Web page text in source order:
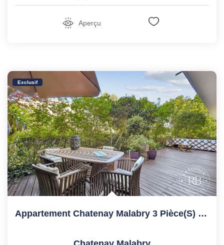
Aperçu
Exclusif
Appartement Chatenay Malabry 3 Pièce(s) 77.27 M2